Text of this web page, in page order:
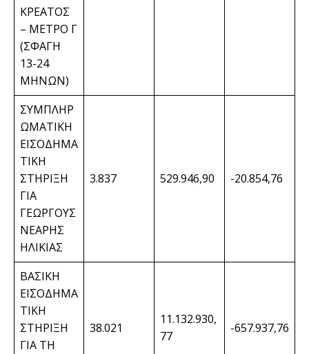
ΚΡΕΑΤΟΣ
– ΜΕΤΡΟ Γ
(ΣΦΑΓΗ
13-24
ΜΗΝΩΝ)
ΣΥΜΠΛΗΡ
ΩΜΑΤΙΚΗ
ΕΙΣΟΔΗΜΑ
ΤΙΚΗ
ΣΤΗΡΙΞΗ
ΓΙΑ
ΓΕΩΡΓΟΥΣ
ΝΕΑΡΗΣ
ΗΛΙΚΙΑΣ
3.837 529.946,90 -20.854,76
ΒΑΣΙΚΗ
ΕΙΣΟΔΗΜΑ
ΤΙΚΗ
ΣΤΗΡΙΞΗ
ΓΙΑ ΤΗ
38.021
11.132.930,
77
-657.937,76